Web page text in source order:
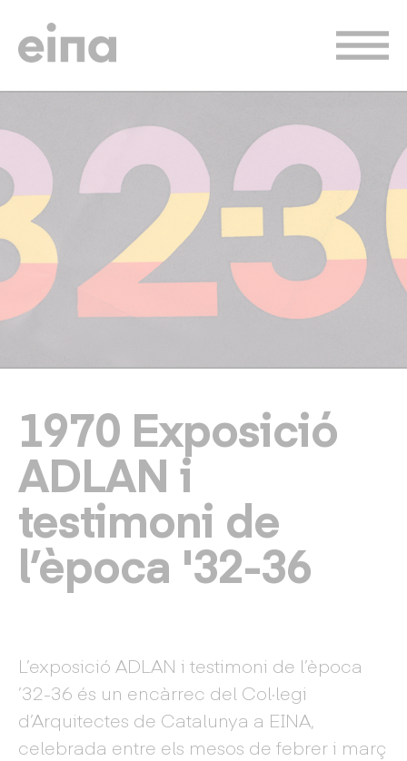
1970 Exposició
ADLAN i
testimoni de
l’època '32-36
L’exposició ADLAN i testimoni de l’època
’32-36 és un encàrrec del Col·legi
d’Arquitectes de Catalunya a EINA,
celebrada entre els mesos de febrer i març